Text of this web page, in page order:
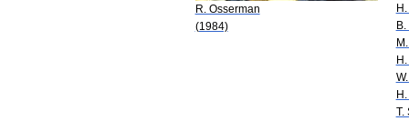
R. Osserman
(1984)
T.